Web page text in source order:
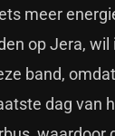
meer
op Jera, wil
band,
dag van